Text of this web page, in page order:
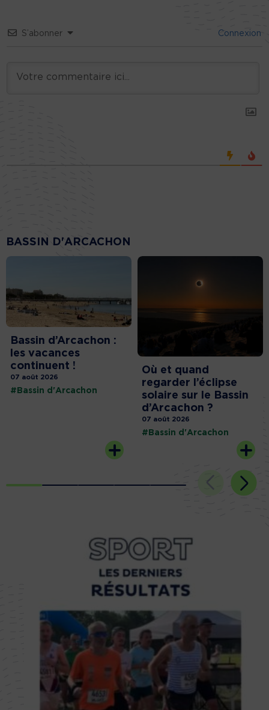
S’abonner Connexion
BASSIN D'ARCACHON
Bassin d’Arcachon :
les vacances
continuent !
07 août 2026
#Bassin d'Arcachon
Où et quand
regarder l’éclipse
solaire sur le Bassin
d’Arcachon ?
07 août 2026
#Bassin d'Arcachon